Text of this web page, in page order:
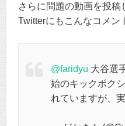
さらに問題の動画を投
Twitterにもこんなコメン
@faridyu 大谷選
始のキックボク
れていますが、